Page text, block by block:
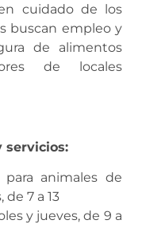
cuidado de los
buscan empleo y
de alimentos
de locales
servicios:
para animales de
7 a 13
y jueves, de 9 a